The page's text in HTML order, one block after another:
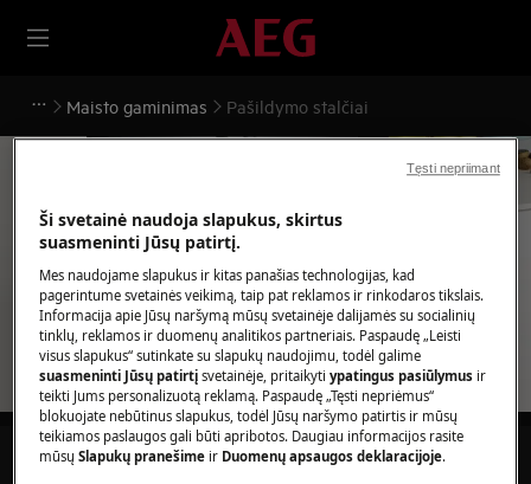
Maisto gaminimas Pašildymo stalčiai
Pagalba Pašildymo stalčiai
Ieškokite mūsų palaikymo straipsniuose
Ši svetainė naudoja slapukus, skirtus
suasmeninti Jūsų patirtį.
Mes naudojame slapukus ir kitas panašias technologijas, kad
pagerintume svetainės veikimą, taip pat reklamos ir rinkodaros tikslais.
Informacija apie Jūsų naršymą mūsų svetainėje dalijamės su socialinių
tinklų, reklamos ir duomenų analitikos partneriais. Paspaudę „Leisti
visus slapukus“ sutinkate su slapukų naudojimu, todėl galime
suasmeninti Jūsų patirtįsvetainėje, pritaikytiypatingus pasiūlymus ir
teikti Jums personalizuotą reklamą. Paspaudę „Tęsti nepriėmus“
blokuojate nebūtinus slapukus, todėl Jūsų naršymo patirtis ir mūsų
teikiamos paslaugos gali būti apribotos. Daugiau informacijos rasite
mūsųSlapukų pranešime ir Duomenų apsaugos deklaracijoje.
Tęsti nepriimant